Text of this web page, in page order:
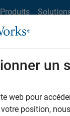
Produits
Adresses de
FILTRER
un
web pour
votre position,